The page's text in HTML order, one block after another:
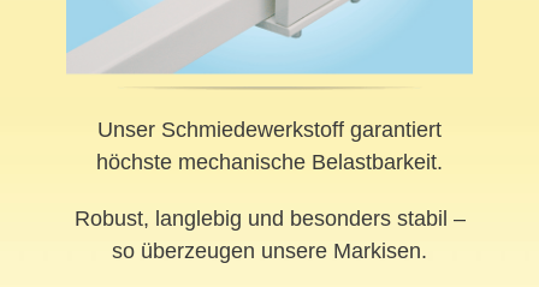
Unser Schmiedewerkstoff garantiert
höchste mechanische Belastbarkeit.
Robust, langlebig und besonders stabil –
so überzeugen unsere Markisen.